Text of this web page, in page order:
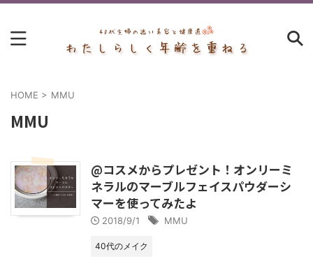
HOME > MMU
MMU
@コスメからプレゼント！オンリーミ
ネラルのマーブルフェイスパウダーシ
マーを使ってみたよ
2018/9/1 MMU
40代のメイク